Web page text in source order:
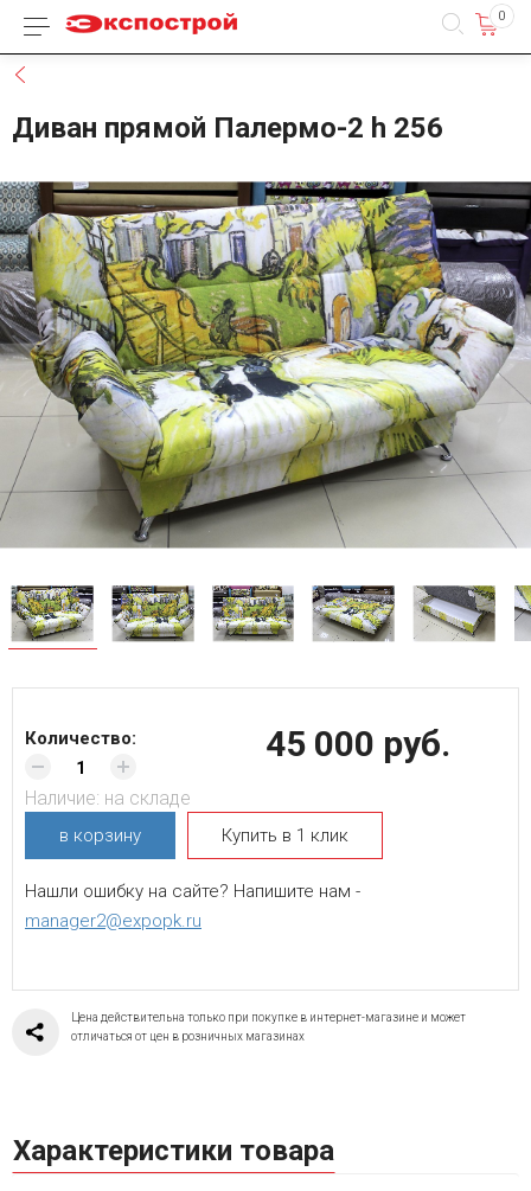
Каталог товаров 0
Диван прямой Палермо-2 h 256
45 000 руб.
Количество:
Наличие: на складе
в корзину Купить в 1 клик
Нашли ошибку на сайте? Напишите нам -
manager2@expopk.ru
Цена действительна только при покупке в интернет-магазине и может
отличаться от цен в розничных магазинах
Характеристики товара